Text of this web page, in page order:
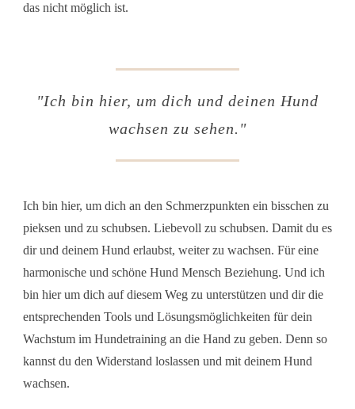
das nicht möglich ist.
"Ich bin hier, um dich und deinen Hund
wachsen zu sehen."
Ich bin hier, um dich an den Schmerzpunkten ein bisschen zu
pieksen und zu schubsen. Liebevoll zu schubsen. Damit du es
dir und deinem Hund erlaubst, weiter zu wachsen. Für eine
harmonische und schöne Hund Mensch Beziehung. Und ich
bin hier um dich auf diesem Weg zu unterstützen und dir die
entsprechenden Tools und Lösungsmöglichkeiten für dein
Wachstum im Hundetraining an die Hand zu geben. Denn so
kannst du den Widerstand loslassen und mit deinem Hund
wachsen.